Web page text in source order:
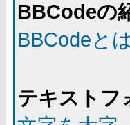
BBCodeの
BBCodeと
テキストフ